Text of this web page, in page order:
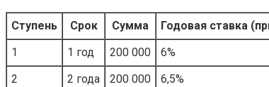
Ступень Срок Сумма Годовая ставка
1
1 год 200 000 6%
2
2 года 200 000 6,5%